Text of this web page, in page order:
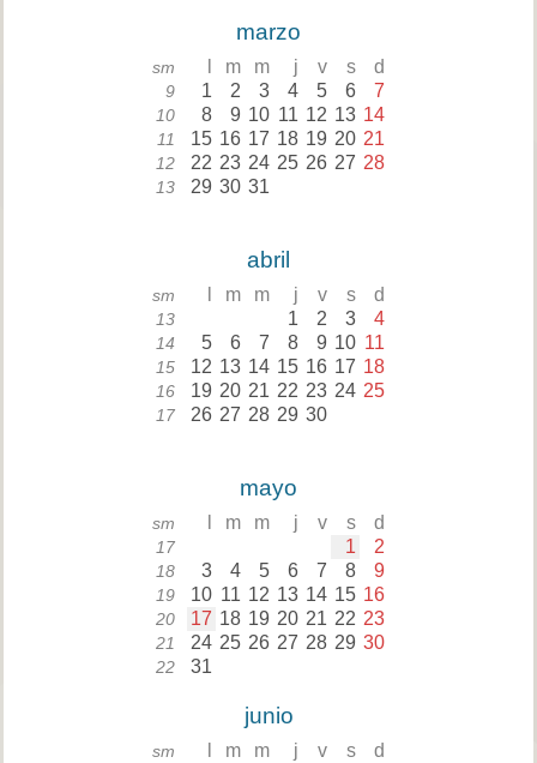
marzo
sm m m j v s d
9 1 2 3 4 5 6 7
10 8 9 10 11 12 13 14
11 15 16 17 18 19 20 21
12 22 23 24 25 26 27 28
13 29 30 31
abril
sm m m j v s d
13 1 2 3 4
14 5 6 7 8 9 10 11
15 12 13 14 15 16 17 18
16 19 20 21 22 23 24 25
17 26 27 28 29 30
mayo
sm m m j v s d
17 1 2
18 3 4 5 6 7 8 9
19 10 11 12 13 14 15 16
20 17 18 19 20 21 22 23
21 24 25 26 27 28 29 30
22 31
junio
sm m m j v s d